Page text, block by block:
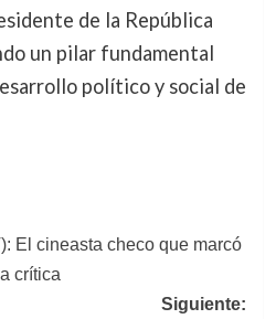
de la República
un pilar fundamental
político y social de
El cineasta checo que marcó
crítica
Siguiente: